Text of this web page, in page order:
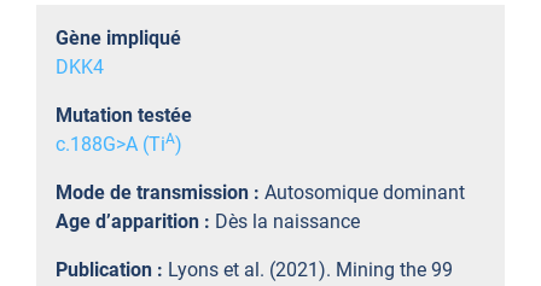
Gène impliqué
DKK4
Mutation testée
c.188G>A (TiA)
Mode de transmission : Autosomique dominant
Age d’apparition : Dès la naissance
Publication : Lyons et al. (2021). Mining the 99